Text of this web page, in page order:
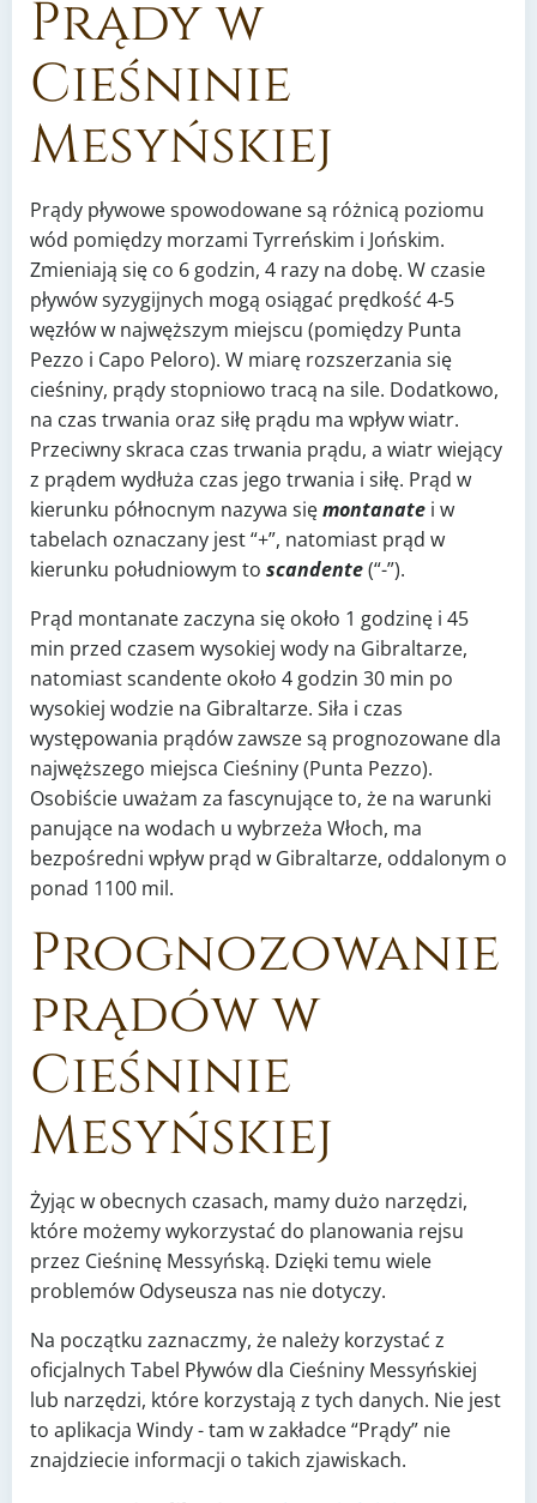
Prądy w
Cieśninie
Mesyńskiej
Prądy pływowe spowodowane są różnicą poziomu
wód pomiędzy morzami Tyrreńskim i Jońskim.
Zmieniają się co 6 godzin, 4 razy na dobę. W czasie
pływów syzygijnych mogą osiągać prędkość 4-5
węzłów w najwęższym miejscu (pomiędzy Punta
Pezzo i Capo Peloro). W miarę rozszerzania się
cieśniny, prądy stopniowo tracą na sile. Dodatkowo,
na czas trwania oraz siłę prądu ma wpływ wiatr.
Przeciwny skraca czas trwania prądu, a wiatr wiejący
z prądem wydłuża czas jego trwania i siłę. Prąd w
kierunku północnym nazywa sięmontanate i w
tabelach oznaczany jest “+”, natomiast prąd w
kierunku południowym to scandente(“-”).
Prąd montanate zaczyna się około 1 godzinę i 45
min przed czasem wysokiej wody na Gibraltarze,
natomiast scandente około 4 godzin 30 min po
wysokiej wodzie na Gibraltarze. Siła i czas
występowania prądów zawsze są prognozowane dla
najwęższego miejsca Cieśniny (Punta Pezzo).
Osobiście uważam za fascynujące to, że na warunki
panujące na wodach u wybrzeża Włoch, ma
bezpośredni wpływ prąd w Gibraltarze, oddalonym o
ponad 1100 mil.
Prognozowanie
prądów w
Cieśninie
Mesyńskiej
Żyjąc w obecnych czasach, mamy dużo narzędzi,
które możemy wykorzystać do planowania rejsu
przez Cieśninę Messyńską. Dzięki temu wiele
problemów Odyseusza nas nie dotyczy.
Na początku zaznaczmy, że należy korzystać z
oficjalnych Tabel Pływów dla Cieśniny Messyńskiej
lub narzędzi, które korzystają z tych danych. Nie jest
to aplikacja Windy - tam w zakładce “Prądy” nie
znajdziecie informacji o takich zjawiskach.